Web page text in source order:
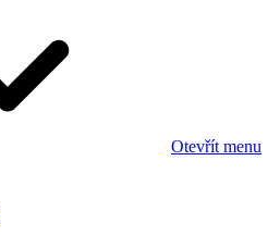
Otevřít menu